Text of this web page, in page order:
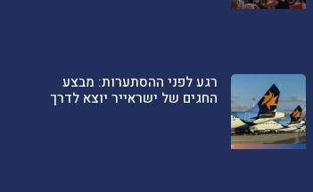
רגע לפני ההסתערות: מבצע
החגים של ישראייר יוצא לדרך